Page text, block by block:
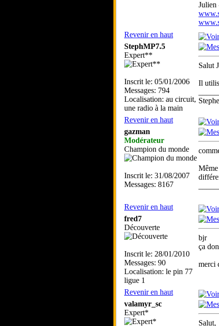
Revenir en haut
StephMP7.5
Expert**
Inscrit le: 05/01/2006
Messages: 794
Localisation: au circuit,
une radio à la main
Salut
Il
Revenir en haut
gazman
Modérateur
Champion du monde
Inscrit le: 31/08/2007
Messages: 8167
Revenir en haut
fred7
Découverte
Inscrit le: 28/01/2010
Messages: 90
Localisation: le pin 77
ligue 1
bjr
ça
merci
Revenir en haut
valamyr_sc
Expert*
Salut,